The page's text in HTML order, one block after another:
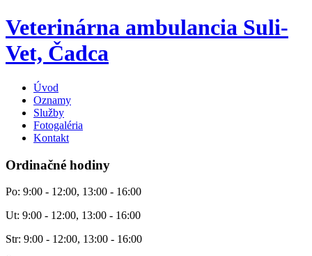
Veterinárna ambulancia Suli-
Vet, Čadca
Úvod
Oznamy
Služby
Fotogaléria
Kontakt
Ordinačné hodiny
Po: 9:00 - 12:00, 13:00 - 16:00
Ut: 9:00 - 12:00, 13:00 - 16:00
Str: 9:00 - 12:00, 13:00 - 16:00